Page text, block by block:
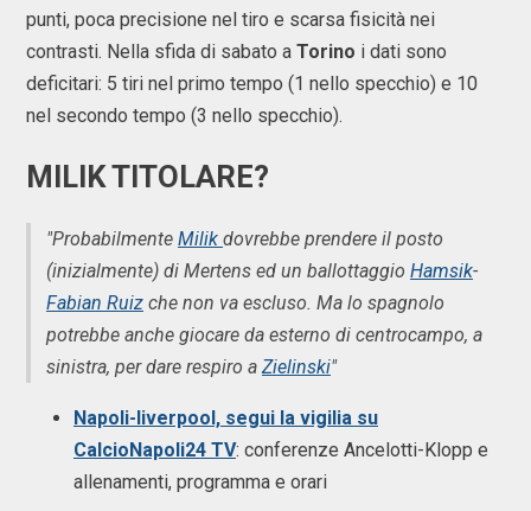
punti, poca precisione nel tiro e scarsa fisicità nei
contrasti. Nella sfida di sabato a Torino i dati sono
deficitari: 5 tiri nel primo tempo (1 nello specchio) e 10
nel secondo tempo (3 nello specchio).
MILIK TITOLARE?
"Probabilmente Milik dovrebbe prendere il posto
(inizialmente) di Mertens ed un ballottaggio Hamsik-
Fabian Ruiz che non va escluso. Ma lo spagnolo
potrebbe anche giocare da esterno di centrocampo, a
sinistra, per dare respiro a Zielinski"
Napoli-liverpool, segui la vigilia su
CalcioNapoli24 TV: conferenze Ancelotti-Klopp e
allenamenti, programma e orari